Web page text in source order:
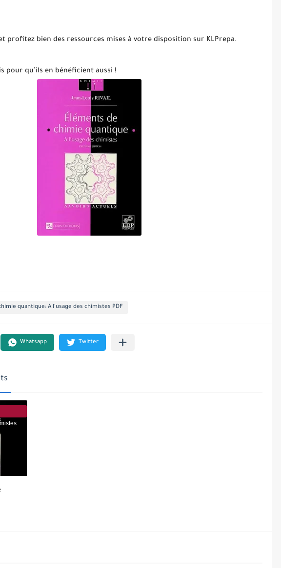
profitez bien des ressources mises à votre disposition sur KLPrepa.
pour qu’ils en bénéficient aussi !
quantique: A l'usage des chimistes PDF